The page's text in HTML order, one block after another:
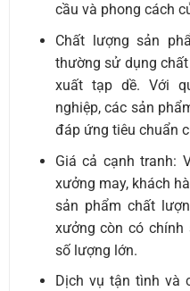
cầu và phong cách
Chất lượng sản
thường sử dụng
xuất tạp dề. Với
nghiệp, các sản
đáp ứng tiêu chuẩn
Giá cả cạnh tranh:
xưởng may, khách
sản phẩm chất
xưởng còn có
số lượng lớn.
Dịch vụ tận tình và